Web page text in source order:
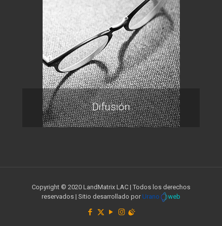
Difusión
Copyright © 2020 LandMatrix LAC | Todos los derechos
reservados | Sitio desarrollado por Urano web